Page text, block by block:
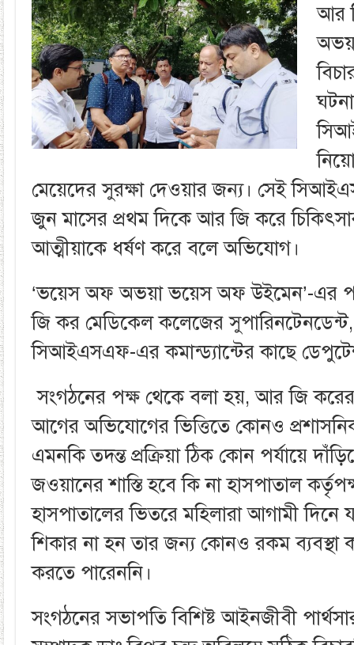
আর
মেয়েদের সুরক্ষা দেওয়ার জন্য। সেই
জুন মাসের প্রথম দিকে আর জি করে
আত্মীয়াকে ধর্ষণ করে বলে অভিযোগ।
‘ভয়েস অফ অভয়া ভয়েস অফ উইমেন’-এর
জি কর মেডিকেল কলেজের
সিআইএসএফ-এর কমান্ড্যান্টের কাছে
সংগঠনের পক্ষ থেকে বলা হয়, আর জি করের
আগের অভিযোগের ভিত্তিতে কোনও
এমনকি তদন্ত প্রক্রিয়া ঠিক কোন পর্যায়ে
জওয়ানের শাস্তি হবে কি না হাসপাতাল
হাসপাতালের ভিতরে মহিলারা আগামী দিনে
শিকার না হন তার জন্য কোনও রকম ব্যবস্থা
করতে পারেননি।
সংগঠনের সভাপতি বিশিষ্ট আইনজীবী